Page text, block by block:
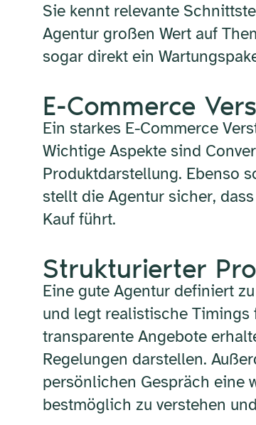
Sie kennt relevante
Agentur großen Wert auf
sogar direkt ein
E-Commerce
Ein starkes E-Commerce
Wichtige Aspekte sind
Produktdarstellung. Ebenso
stellt die Agentur sicher,
Kauf führt.
Strukturierter
Eine gute Agentur definiert
und legt realistische Timings
transparente Angebote
Regelungen darstellen.
persönlichen Gespräch eine
bestmöglich zu verstehen